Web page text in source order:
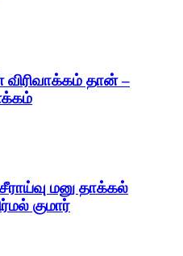
தான் –
மனு தாக்கல்
குமார்